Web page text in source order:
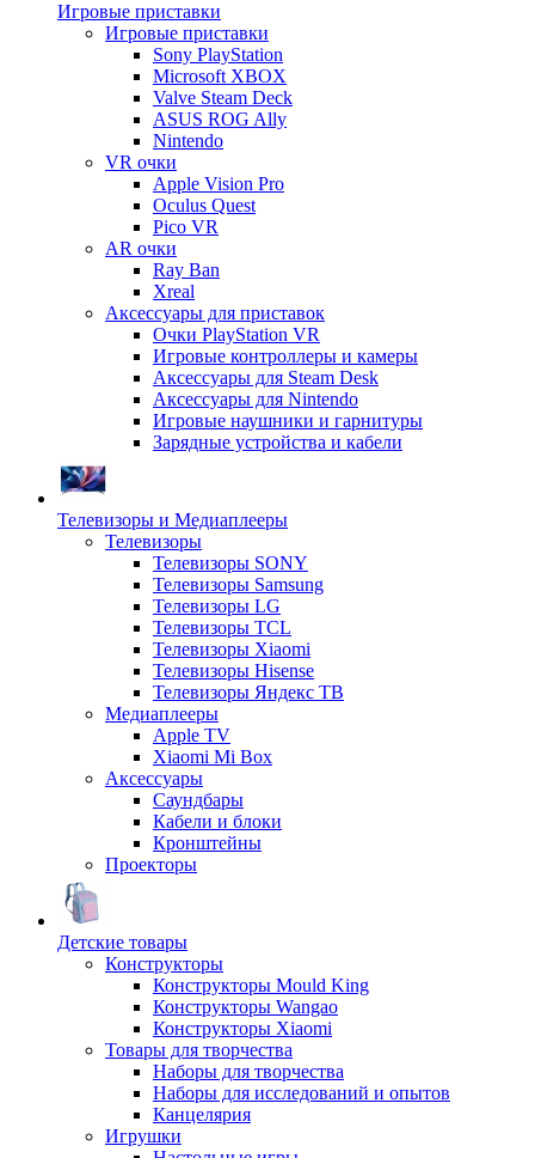
Игровые приставки
Игровые приставки
Sony PlayStation
Microsoft XBOX
Valve Steam Deck
ASUS ROG Ally
Nintendo
VR очки
Apple Vision Pro
Oculus Quest
Pico VR
AR очки
Ray Ban
Xreal
Аксессуары для приставок
Очки PlayStation VR
Игровые контроллеры и камеры
Аксессуары для Steam Desk
Аксессуары для Nintendo
Игровые наушники и гарнитуры
Зарядные устройства и кабели
Телевизоры и Медиаплееры
Телевизоры
Телевизоры SONY
Телевизоры Samsung
Телевизоры LG
Телевизоры TCL
Телевизоры Xiaomi
Телевизоры Hisense
Телевизоры Яндекс ТВ
Медиаплееры
Apple TV
Xiaomi Mi Box
Аксессуары
Саундбары
Кабели и блоки
Кронштейны
Проекторы
Детские товары
Конструкторы
Конструкторы Mould King
Конструкторы Wangao
Конструкторы Xiaomi
Товары для творчества
Наборы для творчества
Наборы для исследований и опытов
Канцелярия
Игрушки